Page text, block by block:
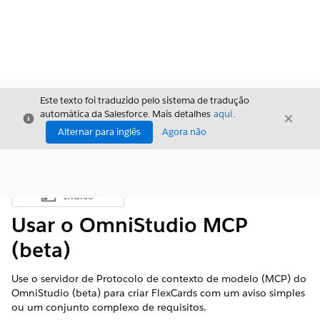
Fechar
Este texto foi traduzido pelo sistema de tradução
automática da Salesforce. Mais detalhes aqui.
Alternar para inglês
Agora não
Fechar
Mostrar índice
Índice
Usar o OmniStudio MCP
(beta)
Use o servidor de Protocolo de contexto de modelo (MCP) do
OmniStudio (beta) para criar FlexCards com um aviso simples
ou um conjunto complexo de requisitos.